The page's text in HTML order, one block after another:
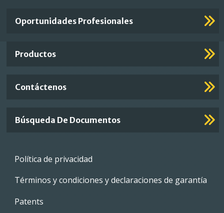
Important
Footer
Oportunidades Profesionales
Productos
Contáctenos
Búsqueda De Documentos
Footer
Política de privacidad
Términos y condiciones y declaraciones de garantía
Patents